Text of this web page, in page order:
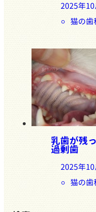
2025年
猫の歯
乳歯が残
過剰歯
2025年
猫の歯